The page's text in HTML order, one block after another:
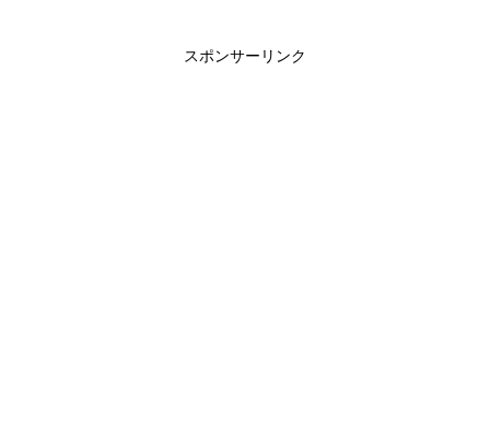
スポンサーリンク